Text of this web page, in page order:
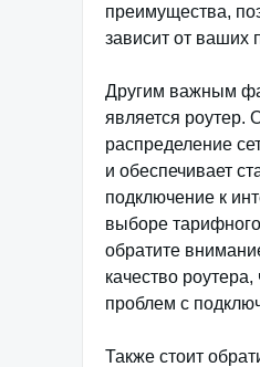
преимущества,
зависит от ваших
Другим важным
является роутер.
распределение
и обеспечивает
подключение к
выборе
обратите
качество
проблем с
Также стоит